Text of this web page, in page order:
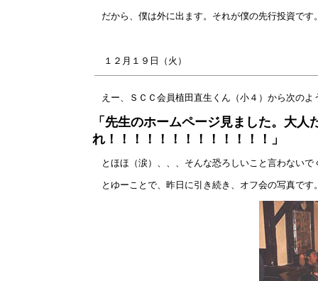
だから、僕は外に出ます。それが僕の先行投資です
１２月 １９ 日（火）
えー、ＳＣＣ会員植田直生くん（小４）から次のよ
「先生のホームページ見ました。大
れ！！！！！！！！！！！！！」
とほほ（涙）、、、そんな恐ろしいこと言わないで
とゆーことで、昨日に引き続き、オフ会の写真で